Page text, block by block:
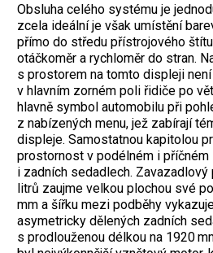
Obsluha celého systému je
zcela ideální je však umístění
přímo do středu přístrojového
otáčkoměr a rychloměr do stran.
s prostorem na tomto displeji
v hlavním zorném poli řidiče po
hlavně symbol automobilu při
z nabízených menu, jež zabírají
displeje. Samostatnou kapitolou
prostornost v podélném i příčném
i zadních sedadlech.
litrů zaujme velkou plochou své
mm a šířku mezi podběhy
asymetricky dělených zadních
s prodlouženou délkou na 1920